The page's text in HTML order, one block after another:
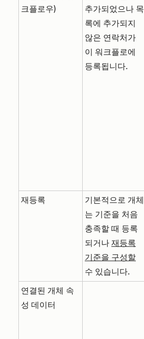
크플로우)
추가되었으나 목
록에 추가되지
않은 연락처가
이 워크플로에
등록됩니다.
재등록
기본적으로 개체
는 기준을 처음
충족할 때 등록
되거나 재등록
기준을 구성할
수 있습니다.
연결된 개체 속
성 데이터